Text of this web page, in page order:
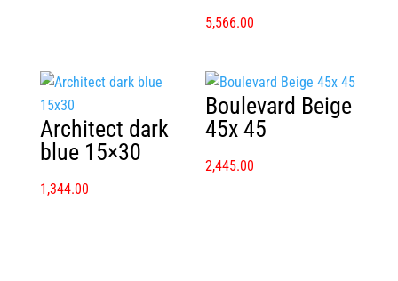
5,566.00
Architect dark
blue 15×30
1,344.00
Boulevard Beige
45x 45
2,445.00